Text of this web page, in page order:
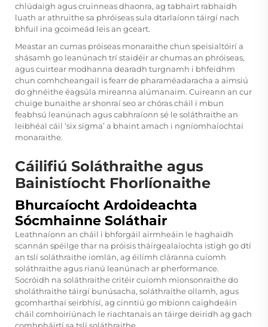
chlúdaigh agus cruinneas dhaonra, ag tabhairt rabhaidh
luath ar athruithe sa phróiseas sula dtarlaíonn táirgí nach
bhfuil ina gcoimeád leis an gceart.
Meastar an cumas próiseas monaraithe chun speisialtóirí a
shásamh go leanúnach trí staidéir ar chumas an phróiseas,
agus cuirtear modhanna dearadh turgnamh i bhfeidhm
chun comhcheangail is fearr de pharaméadaracha a aimsiú
do ghnéithe éagsúla mireanna alúmanaim. Cuireann an cur
chuige bunaithe ar shonraí seo ar chóras cháil i mbun
feabhsú leanúnach agus cabhraíonn sé le soláthraithe an
leibhéal cáil ‘six sigma’ a bhaint amach i ngníomhaíochtaí
monaraithe.
Cáilifiú Soláthraithe agus
Bainistíocht Fhorlíonaithe
Bhurcaíocht Ardoideachta
Sócmhainne Soláthair
Leathnaíonn an cháil i bhforgáil airmheáin le haghaidh
scannán spéilge thar na próisis tháirgealaíochta istigh go dtí
an tslí soláthraithe iomlán, ag éilímh cláranna cuíomh
soláthraithe agus rianú leanúnach ar pherformance.
Socróidh na soláthraithe critéir cuíomh mionsonraithe do
sholáthraithe táirgí bunúsacha, soláthraithe ollamh, agus
gcomharthaí seirbhísí, ag cinntiú go mbíonn caighdeáin
cháil comhoiriúnach le riachtanais an táirge deiridh ag gach